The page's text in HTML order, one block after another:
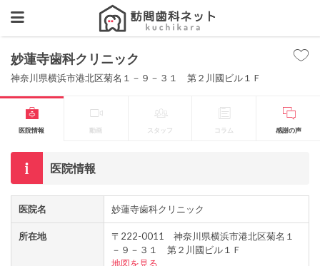
妙蓮寺歯科クリニック
神奈川県横浜市港北区菊名１－９－３１ 第２川國ビル１Ｆ
医院情報 動画 スタッフ コラム 感謝の声
医院情報
医院名 妙蓮寺歯科クリニック
所在地
〒222-0011 神奈川県横浜市港北区菊名１
－９－３１ 第２川國ビル１Ｆ
地図を見る